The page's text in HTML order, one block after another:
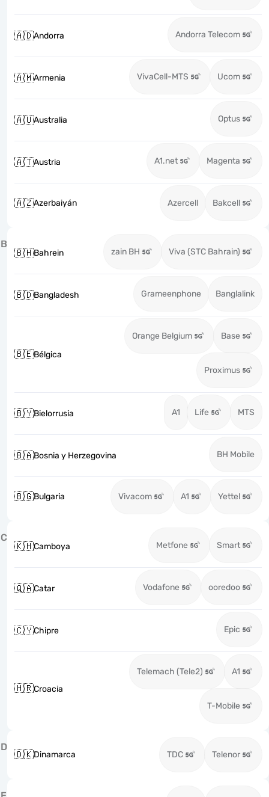
🇦🇩Andorra Andorra Telecom
🇦🇲Armenia VivaCell-MTS Ucom
🇦🇺Australia Optus
🇦🇹Austria A1.net Magenta
🇦🇿Azerbaiyán Azercell Bakcell
B
🇧🇭Bahrein zain BH Viva (STC Bahrain)
🇧🇩Bangladesh Grameenphone Banglalink
🇧🇪Bélgica
Orange Belgium Base
Proximus
🇧🇾Bielorrusia A1 Life MTS
🇧🇦Bosnia y Herzegovina BH Mobile
🇧🇬Bulgaria Vivacom A1 Yettel
C
🇰🇭Camboya Metfone Smart
🇶🇦Catar Vodafone ooredoo
🇨🇾Chipre Epic
🇭🇷Croacia
Telemach (Tele2) A1
T-Mobile
D
🇩🇰Dinamarca TDC Telenor